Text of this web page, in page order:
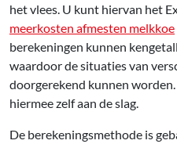
het vlees. U kunt hiervan het
meerkosten afmesten melkkoe
berekeningen kunnen
waardoor de situaties van
doorgerekend kunnen
hiermee zelf aan de slag.
De berekeningsmethode is